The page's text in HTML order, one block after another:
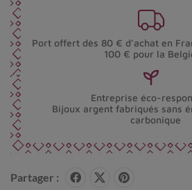
Port offert dès 80 € d’achat en
100 € pour la
Entreprise éco-
Bijoux argent fabriqués sans
carbonique
Partager :